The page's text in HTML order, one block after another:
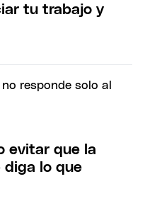
tu trabajo y
evitar que la
lo que